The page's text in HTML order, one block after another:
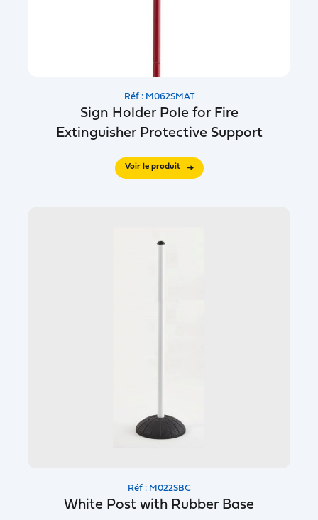
Réf : M062SMAT
Sign Holder Pole for Fire
Extinguisher Protective Support
Voir le produit
Réf : M022SBC
White Post with Rubber Base